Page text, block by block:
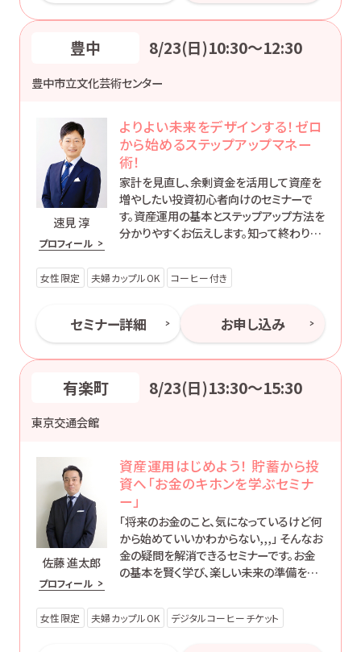
豊中 8/23(日)10:30〜12:30
豊中市立文化芸術センター
速見 淳
プロフィール
よりよい未来をデザインする！ゼロ
から始めるステップアップマネー
術！
家計を見直し、余剰資金を活用して資産を
増やしたい投資初心者向けのセミナーで
す。資産運用の基本とステップアップ方法を
分かりやすくお伝えします。知って終わりで
座です。
女性限定 夫婦カップルOK コーヒー付き
セミナー詳細 お申し込み
有楽町 8/23(日)13:30〜15:30
東京交通会館
佐藤 進太郎
プロフィール
資産運用はじめよう！ 貯蓄から投
資へ「お金のキホンを学ぶセミナ
ー」
「将来のお金のこと、気になっているけど何
から始めていいかわからない,,,」 そんなお
金の疑問を解消できるセミナーです。お金
の基本を賢く学び、楽しい未来の準備を始
女性限定 夫婦カップルOK デジタルコーヒーチケット